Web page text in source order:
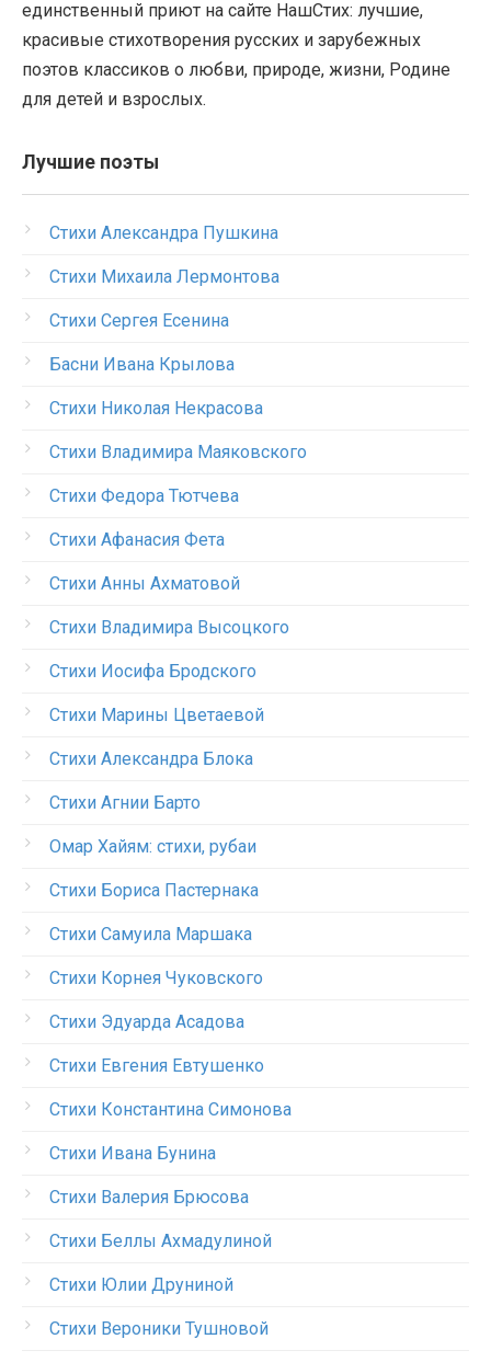
единственный приют на сайте НашСтих: лучшие,
красивые стихотворения русских и зарубежных
поэтов классиков о любви, природе, жизни, Родине
для детей и взрослых.
Лучшие поэты
Стихи Александра Пушкина
Стихи Михаила Лермонтова
Стихи Сергея Есенина
Басни Ивана Крылова
Стихи Николая Некрасова
Стихи Владимира Маяковского
Стихи Федора Тютчева
Стихи Афанасия Фета
Стихи Анны Ахматовой
Стихи Владимира Высоцкого
Стихи Иосифа Бродского
Стихи Марины Цветаевой
Стихи Александра Блока
Стихи Агнии Барто
Омар Хайям: стихи, рубаи
Стихи Бориса Пастернака
Стихи Самуила Маршака
Стихи Корнея Чуковского
Стихи Эдуарда Асадова
Стихи Евгения Евтушенко
Стихи Константина Симонова
Стихи Ивана Бунина
Стихи Валерия Брюсова
Стихи Беллы Ахмадулиной
Стихи Юлии Друниной
Стихи Вероники Тушновой